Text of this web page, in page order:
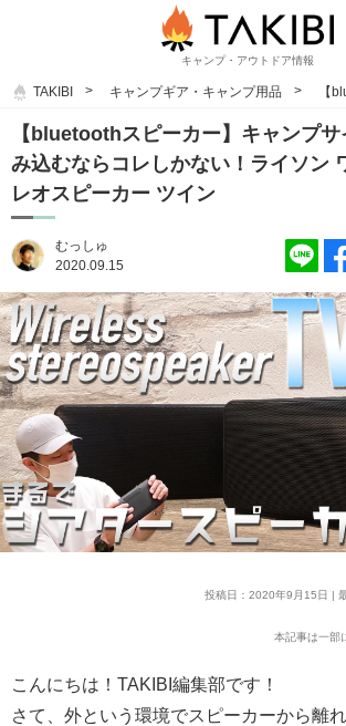
キャンプ・アウトドア情報
TAKIBI キャンプギア・キャンプ用品 【
【bluetoothスピーカー】キャンプ
み込むならコレしかない！ライソン
レオスピーカー ツイン
むっしゅ
2020.09.15
投稿日：2020年9月15日 |
本記事は一部
こんにちは！TAKIBI編集部です！
さて、外という環境でスピーカーから離